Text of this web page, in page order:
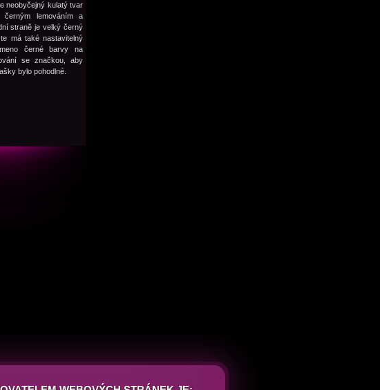
neobyčejný kulatý tvar
lemováním a
straně je velký černý
má také nastavitelný
černé barvy na
se značkou, aby
bylo pohodlné.